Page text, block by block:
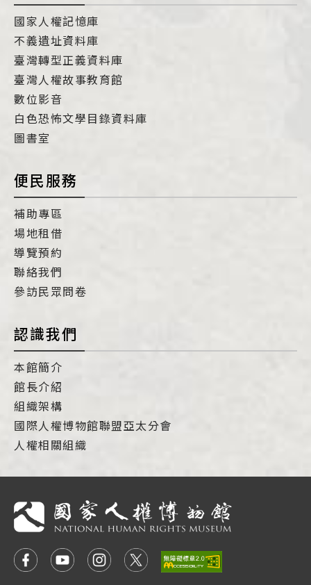
國家人權記憶庫
不義遺址資料庫
臺灣轉型正義資料庫
臺灣人權故事教育館
數位影音
白色恐怖文學目錄資料庫
圖書室
便民服務
補助專區
場地租借
導覽預約
聯絡我們
參訪民眾問卷
認識我們
本館簡介
館長介紹
組織架構
國際人權博物館聯盟亞太分會
人權相關組織